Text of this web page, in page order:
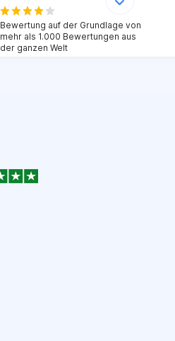
Bewertung auf der Grundlage von
mehr als 1.000 Bewertungen aus
der ganzen Welt